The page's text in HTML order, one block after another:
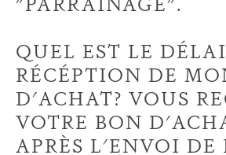
QUEL EST LE
RÉCÉPTION DE
D'ACHAT? VOUS
VOTRE BON
APRÈS L'ENVOI DE